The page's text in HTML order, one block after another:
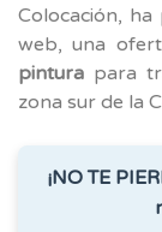
Colocación,
web, una
pintura para
zona sur de la
¡NO TE